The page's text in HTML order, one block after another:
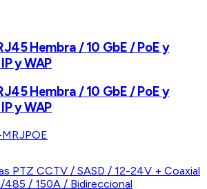
Hembra / 10 GbE / PoE y
y WAP
Hembra / 10 GbE / PoE y
y WAP